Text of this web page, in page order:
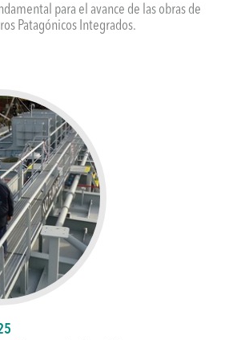
para el avance de las obras de
Patagónicos Integrados.